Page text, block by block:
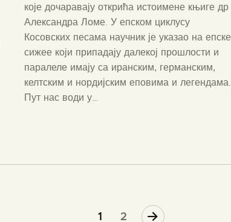
које дочаравају открића истоимене књиге др
Александра Ломе. У епском циклусу
Косовских песама научник је указао на епске
сижее који припадају далекој прошлости и
паралеле имају са иранским, германским,
келтским и нордијским еповима и легендама.
Пут нас води у…
1 2